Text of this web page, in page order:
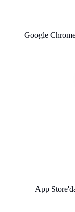
Google
App